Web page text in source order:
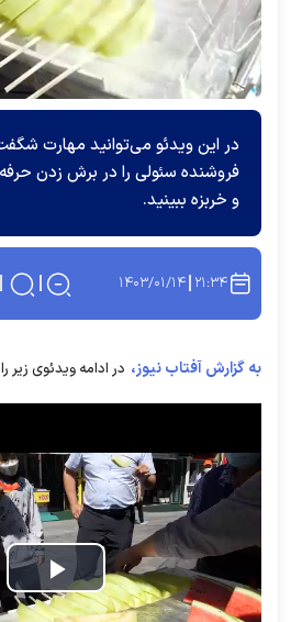
در این ویدئو می‌توانید مهارت
فروشنده سئولی را در برش زدن
و خربزه ببینید.
۲۱:۳۴ ۱۴۰۳/۰۱/۱۴
به گزارش آفتاب نیوز، در ادامه ویدئوی زیر